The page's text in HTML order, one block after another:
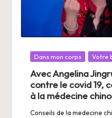
Posté
Dans mon corps Votre
Avec Angelina
contre le covid 19,
à la médecine
Conseils de la medecine